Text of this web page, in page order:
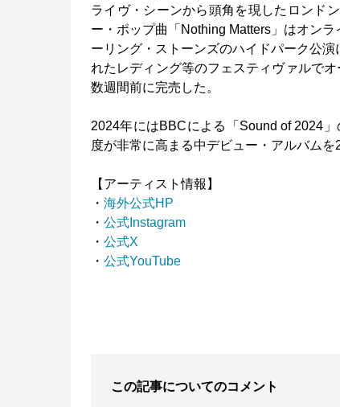
ライヴ・シーンから頭角を現したロンド
ー・ポップ曲「Nothing Matters」はオン
ーリング・ストーンズのハイドパーク公
れたレディング等のフェスティヴァルで
数週間前に完売した。
2024年にはBBCによる「Sound of 2024
度が非常に高まる中デビュー・アルバムを
【アーティスト情報】
・ 海外公式HP
・ 公式Instagram
・ 公式X
・ 公式YouTube
この記事についてのコメント